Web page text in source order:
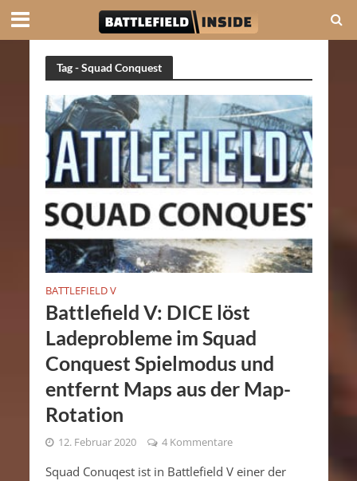
Tag - Squad Conquest
BATTLEFIELD V
Battlefield V: DICE löst
Ladeprobleme im Squad
Conquest Spielmodus und
entfernt Maps aus der Map-
Rotation
12. Februar 2020 4 Kommentare
Squad Conuqest ist in Battlefield V einer der